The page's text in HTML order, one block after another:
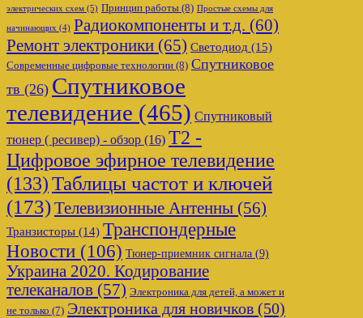
электрических схем (5) Принцип работы (8) Простые схемы для
начинающих (4) Радиокомпоненты и т.д. (60)
Ремонт электроники (65) Светодиод (15)
Современные цифровые технологии (8) Спутниковое
тв (26) Спутниковое
телевидение (465) Спутниковый
тюнер ( ресивер) - обзор (16) Т2 -
Цифровое эфирное телевидение
(133)Таблицы частот и ключей
(173)Телевизионные Антенны (56)
Транзисторы (14) Транспондерные
Новости (106) Тюнер-приемник сигнала (9)
Украина 2020. Кодирование
телеканалов (57) Электроника для детей, а может и
не только (7) Электроника для новичков (50)